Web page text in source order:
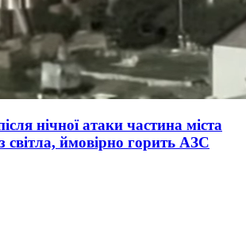
нічної атаки частина міста
світла, ймовірно горить АЗС